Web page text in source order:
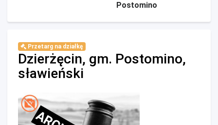
Postomino
Przetarg na działkę
Dzierżęcin, gm. Postomino,
sławieński